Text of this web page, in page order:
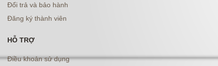
Đổi trả và bảo hành
Đăng ký thành viên
HỖ TRỢ
Điều khoản sử dụng